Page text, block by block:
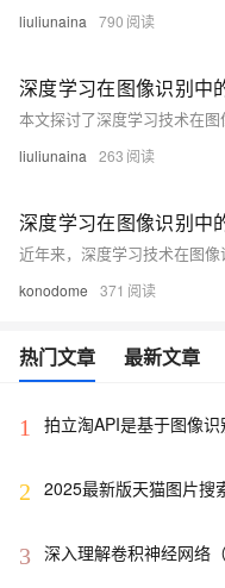
liuliunaina 790
深度学习在图像识别中
liuliunaina 263
深度学习在图像识别中
konodome 371
热门文章 最新文章
1
拍立淘API是基于图像
2 2025最新版天猫图片搜
3 深入理解卷积神经网络